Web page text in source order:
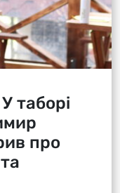
таборі
про